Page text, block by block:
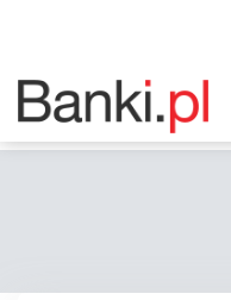
Oddział Santander